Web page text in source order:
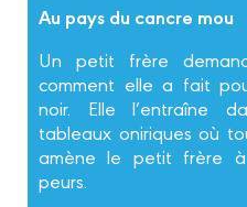
Au pays du cancre mou
Un petit frère
comment elle a fait
noir. Elle l’entraîne
tableaux oniriques où
amène le petit frère à
peurs.